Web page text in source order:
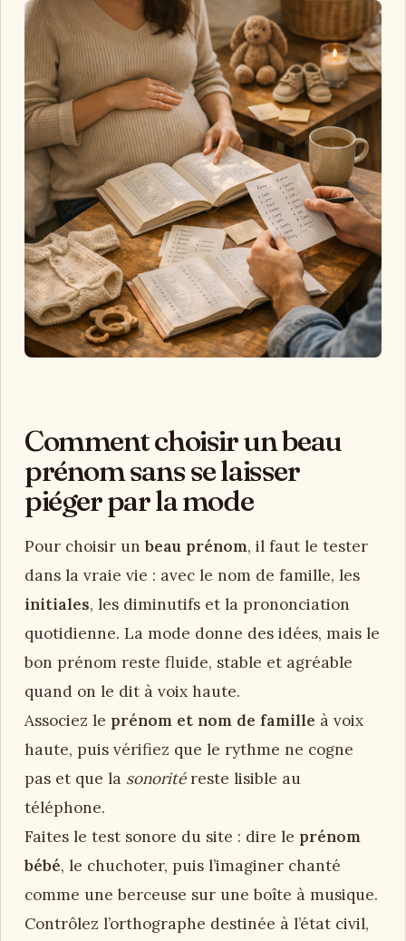
Comment choisir un beau
prénom sans se laisser
piéger par la mode
Pour choisir unbeau prénom, il faut le tester
dans la vraie vie : avec le nom de famille, les
initiales, les diminutifs et la prononciation
quotidienne. La mode donne des idées, mais le
bon prénom reste fluide, stable et agréable
quand on le dit à voix haute.
Associez le prénom et nom de famille à voix
haute, puis vérifiez que le rythme ne cogne
pas et que la sonoritéreste lisible au
téléphone.
Faites le test sonore du site : dire le prénom
bébé, le chuchoter, puis l’imaginer chanté
comme une berceuse sur une boîte à musique.
Contrôlez l’orthographe destinée à l’état civil,